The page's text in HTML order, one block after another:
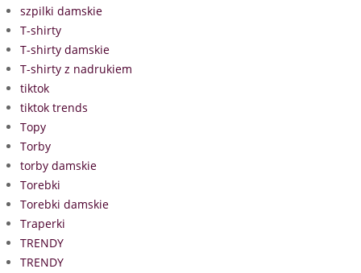
szpilki damskie
T-shirty
T-shirty damskie
T-shirty z nadrukiem
tiktok
tiktok trends
Topy
Torby
torby damskie
Torebki
Torebki damskie
Traperki
TRENDY
TRENDY